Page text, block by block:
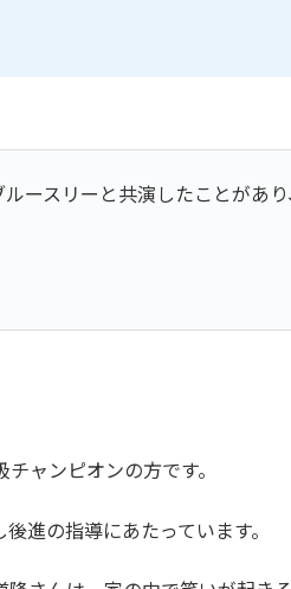
ースリーと共演したことがあ
ャンピオンの方です。
進の指導にあたっています。